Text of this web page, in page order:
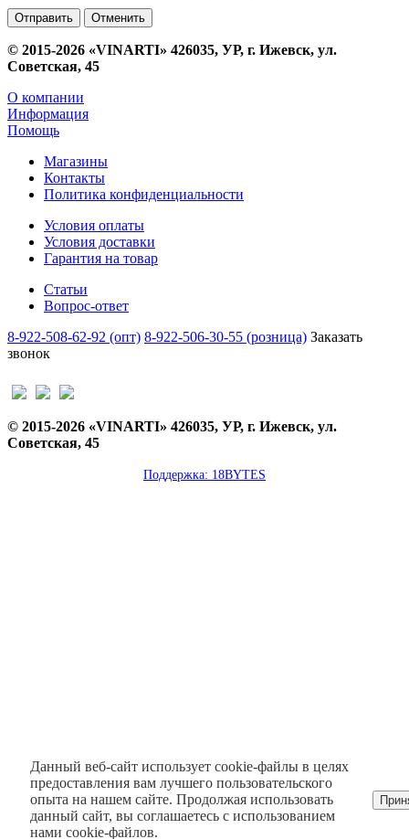
Отменить
© 2015-2026 «VINARTI» 426035, УР, г. Ижевск, ул.
Советская, 45
О компании
Информация
Помощь
Магазины
Контакты
Политика конфиденциальности
Условия оплаты
Условия доставки
Гарантия на товар
Статьи
Вопрос-ответ
8-922-508-62-92 (опт) 8-922-506-30-55 (розница) Заказать
звонок
© 2015-2026 «VINARTI» 426035, УР, г. Ижевск, ул.
Советская, 45
Поддержка: 18BYTES
Данный веб-сайт использует cookie-файлы в целях
предоставления вам лучшего пользовательского
опыта на нашем сайте. Продолжая использовать
данный сайт, вы соглашаетесь с использованием
нами cookie-файлов.